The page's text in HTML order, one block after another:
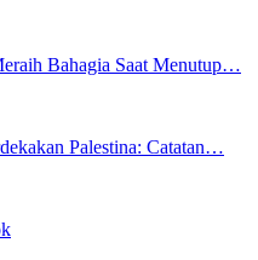
Bahagia Saat Menutup…
Palestina: Catatan…